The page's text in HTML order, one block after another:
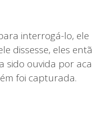
interrogá-lo, ele
dissesse, eles
ouvida por
foi capturada.